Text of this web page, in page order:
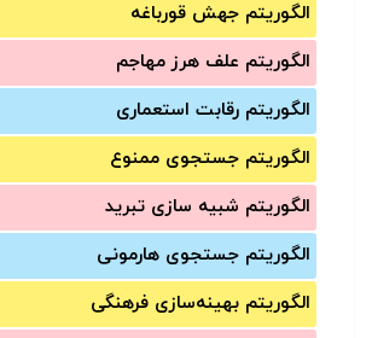
الگوریتم جهش قورباغه
الگوریتم علف هرز مهاجم
الگوریتم رقابت استعماری
الگوریتم جستجوی ممنوع
الگوریتم شبیه سازی تبرید
الگوریتم جستجوی هارمونی
الگوریتم بهینه‌سازی فرهنگی